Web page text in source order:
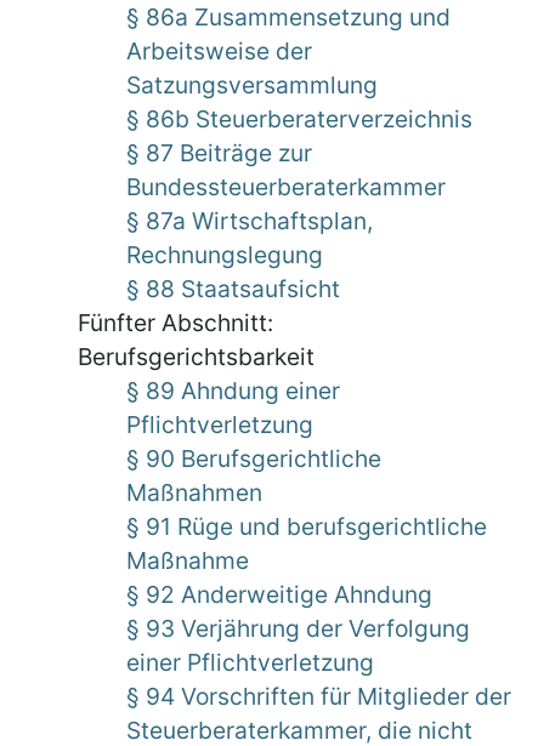
§ 86a Zusammensetzung und
Arbeitsweise der
Satzungsversammlung
§ 86b Steuerberaterverzeichnis
§ 87 Beiträge zur
Bundessteuerberaterkammer
§ 87a Wirtschaftsplan,
Rechnungslegung
§ 88 Staatsaufsicht
Fünfter Abschnitt:
Berufsgerichtsbarkeit
§ 89 Ahndung einer
Pflichtverletzung
§ 90 Berufsgerichtliche
Maßnahmen
§ 91 Rüge und berufsgerichtliche
Maßnahme
§ 92 Anderweitige Ahndung
§ 93 Verjährung der Verfolgung
einer Pflichtverletzung
§ 94 Vorschriften für Mitglieder der
Steuerberaterkammer, die nicht